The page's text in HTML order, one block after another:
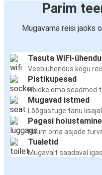
Parim
Mugavama reisi jaoks
Tasuta WiFi-
Veebiühendus kogu
Pistikupesad
Hoidke oma seadmed
Mugavad istmed
Lõõgastuge tänu
Pagasi hoiustamine
Ruum oma asjade
Tualetid
Mugavalt saadaval